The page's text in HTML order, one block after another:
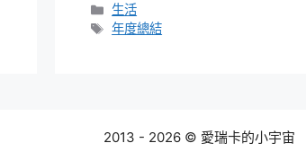
分
類
生活
標
年度總結
2013 - 2026 © 愛瑞卡的小宇宙